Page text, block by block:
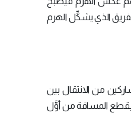
الذي يشكِّل الهرم
من الانتقال بين
المسافة من أوَّل